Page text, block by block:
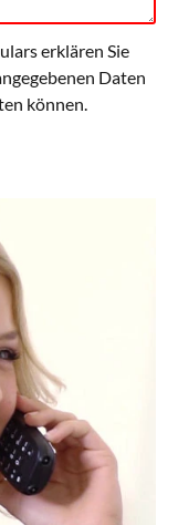
erklären Sie
Daten
können.